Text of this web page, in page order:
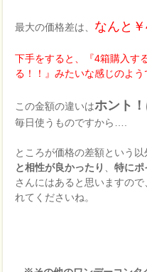
最大の価格差は、 なんと
下手をすると、『4箱購入す
る！！』みたいな感じのよう
この金額の違いはホント
毎日使うものですから….
ところが価格の差額という
と相性が良かったり
、特にポ
さんにはあると思いますの
れてくださいね。